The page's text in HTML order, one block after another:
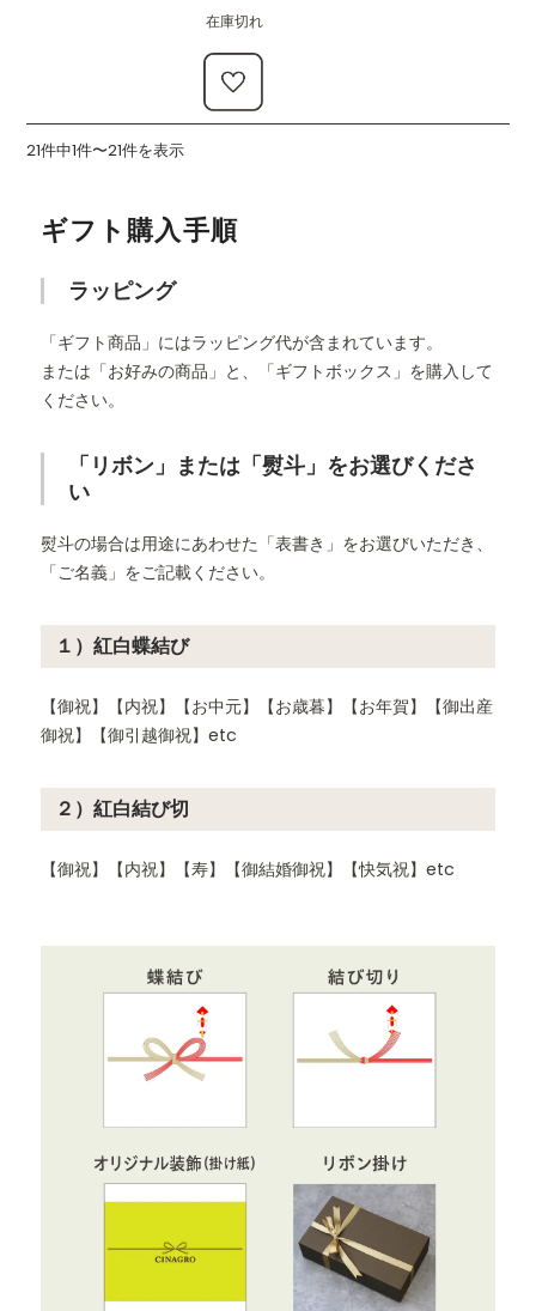
在庫切れ
21件中1件〜21件を表示
ギフト購入手順
ラッピング
「ギフト商品」にはラッピング代が含まれています。
または「お好みの商品」と、「ギフトボックス」を購入して
ください。
「リボン」または「熨斗」をお選びくださ
い
熨斗の場合は用途にあわせた「表書き」をお選びいただき、
「ご名義」をご記載ください。
１）紅白蝶結び
【御祝】【内祝】【お中元】【お歳暮】【お年賀】【御出産
御祝】【御引越御祝】etc
２）紅白結び切
【御祝】【内祝】【寿】【御結婚御祝】【快気祝】etc